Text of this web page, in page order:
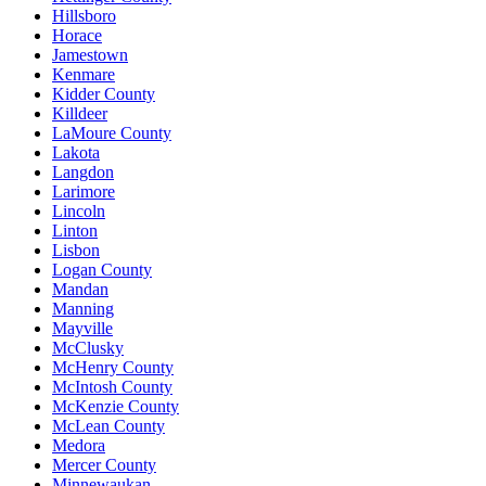
Hillsboro
Horace
Jamestown
Kenmare
Kidder County
Killdeer
LaMoure County
Lakota
Langdon
Larimore
Lincoln
Linton
Lisbon
Logan County
Mandan
Manning
Mayville
McClusky
McHenry County
McIntosh County
McKenzie County
McLean County
Medora
Mercer County